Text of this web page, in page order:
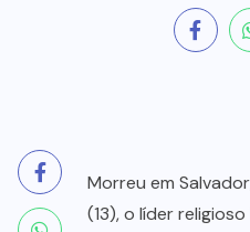
Morreu em
(13), o líder